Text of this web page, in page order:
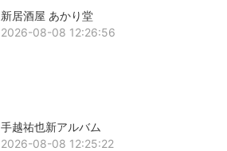
新居酒屋 あかり堂
2026-08-08 12:26:56
手越祐也新アルバム
2026-08-08 12:25:22